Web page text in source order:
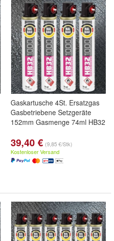
Gaskartusche 4St. Ersatzgas
Gasbetriebene Setzgeräte
152mm Gasmenge 74ml HB32
39,40 € (9,85 €/Stk)
Kostenloser Versand